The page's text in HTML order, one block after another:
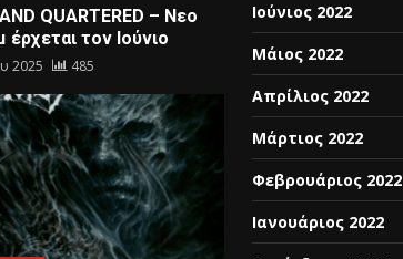
QUARTERED – Nεο
τον Ιούνιο
2025 485
Ιούνιος 2022
Μάιος 2022
Απρίλιος 2022
Μάρτιος 2022
Φεβρουάριος 2022
Ιανουάριος 2022